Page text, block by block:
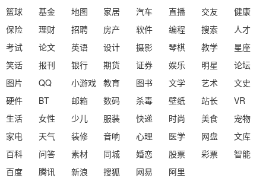
篮球
基金 地图 家居 汽车 直播 交友
健康
保险
理财 招聘 房产 软件 编程 搜索
人才
考试
论文 英语 设计 摄影 琴棋 教学
星座
笑话
报刊 银行 期货 证券 娱乐 明星
论坛
图片
QQ 小游戏 教育 图书 文学 艺术
文史
硬件
BT 邮箱 数码 杀毒 壁纸 站长
VR
生活
女性 少儿 服装 快递 时尚 美食
宠物
家电
天气 装修 音响 心理 医学 网盘
文库
百科
问答 素材 同城 婚恋 股票 彩票
智能
百度
腾讯 新浪 搜狐 网易
阿里